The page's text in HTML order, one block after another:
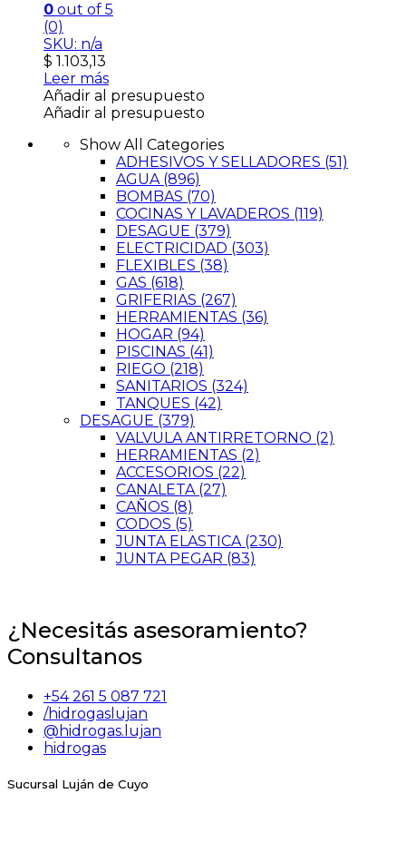
0 out of 5
(0)
SKU: n/a
$ 1.103,13
Leer más
Añadir al presupuesto
Añadir al presupuesto
Show All Categories
ADHESIVOS Y SELLADORES (51)
AGUA (896)
BOMBAS (70)
COCINAS Y LAVADEROS (119)
DESAGUE (379)
ELECTRICIDAD (303)
FLEXIBLES (38)
GAS (618)
GRIFERIAS (267)
HERRAMIENTAS (36)
HOGAR (94)
PISCINAS (41)
RIEGO (218)
SANITARIOS (324)
TANQUES (42)
DESAGUE (379)
VALVULA ANTIRRETORNO (2)
HERRAMIENTAS (2)
ACCESORIOS (22)
CANALETA (27)
CAÑOS (8)
CODOS (5)
JUNTA ELASTICA (230)
JUNTA PEGAR (83)
¿Necesitás asesoramiento?
Consultanos
+54 261 5 087 721
/hidrogaslujan
@hidrogas.lujan
hidrogas
Sucursal Luján de Cuyo